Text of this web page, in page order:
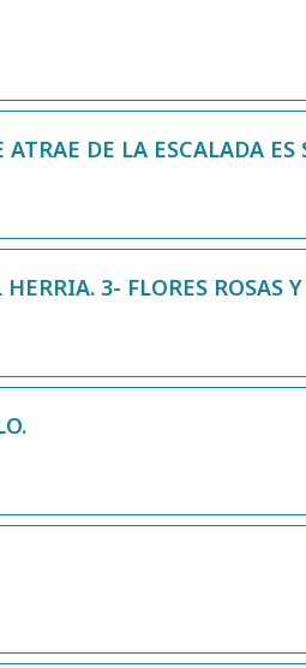
DE LA ESCALADA
3- FLORES ROSAS Y